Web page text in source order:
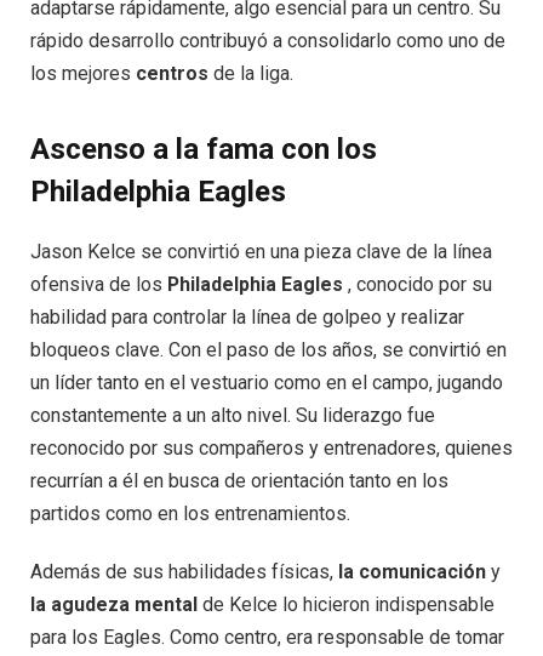
adaptarse rápidamente, algo esencial para un centro. Su
rápido desarrollo contribuyó a consolidarlo como uno de
los mejores centros de la liga.
Ascenso a la fama con los
Philadelphia Eagles
Jason Kelce se convirtió en una pieza clave de la línea
ofensiva de los Philadelphia Eagles , conocido por su
habilidad para controlar la línea de golpeo y realizar
bloqueos clave. Con el paso de los años, se convirtió en
un líder tanto en el vestuario como en el campo, jugando
constantemente a un alto nivel. Su liderazgo fue
reconocido por sus compañeros y entrenadores, quienes
recurrían a él en busca de orientación tanto en los
partidos como en los entrenamientos.
Además de sus habilidades físicas, la comunicación y
la agudeza mental de Kelce lo hicieron indispensable
para los Eagles. Como centro, era responsable de tomar